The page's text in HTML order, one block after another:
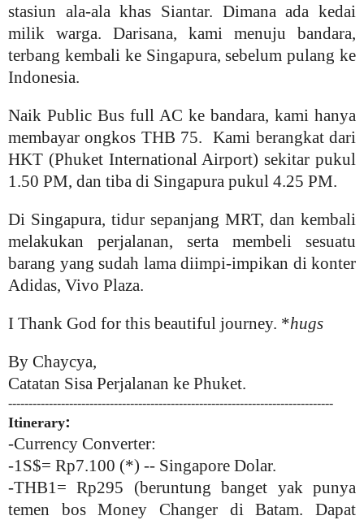
stasiun ala-ala khas Siantar. Dimana ada kedai
milik warga. Darisana, kami menuju bandara,
terbang kembali ke Singapura, sebelum pulang ke
Indonesia.
Naik Public Bus full AC ke bandara, kami hanya
membayar ongkos THB 75. Kami berangkat dari
HKT (Phuket International Airport) sekitar pukul
1.50 PM, dan tiba di Singapura pukul 4.25 PM.
Di Singapura, tidur sepanjang MRT, dan kembali
melakukan perjalanan, serta membeli sesuatu
barang yang sudah lama diimpi-impikan di konter
Adidas, Vivo Plaza.
I Thank God for this beautiful journey. *hugs
By Chaycya,
Catatan Sisa Perjalanan ke Phuket.
--------------------------------------------------------------------------------
Itinerary:
-Currency Converter:
-1S$= Rp7.100 (*) -- Singapore Dolar.
-THB1= Rp295 (beruntung banget yak punya
temen bos Money Changer di Batam. Dapat